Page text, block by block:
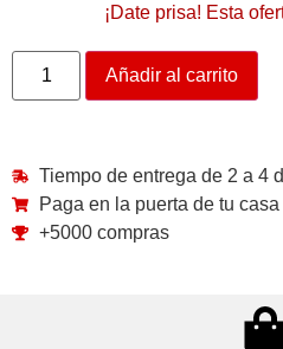
¡Date prisa! Esta
Añadir al carrito
Tiempo de entrega de 2 a 4
Paga en la puerta de tu casa
+5000 compras